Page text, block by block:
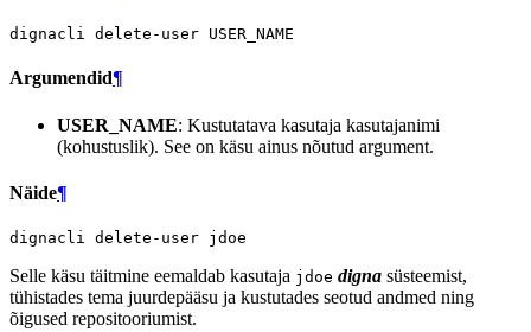
dignacli delete-user
Argumendid¶
USER_NAME: Kustutatava kasutaja kasutajanimi
(kohustuslik). See on käsu ainus nõutud argument.
Näide¶
dignacli delete-user
Selle käsu täitmine eemaldab kasutaja jdoe digna süsteemist,
tühistades tema juurdepääsu ja kustutades seotud andmed ning
õigused repositooriumist.